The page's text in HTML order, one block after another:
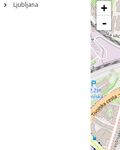
Ljubljana +
-